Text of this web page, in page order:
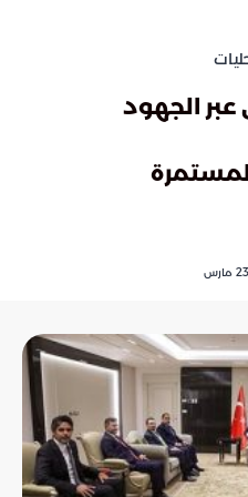
عبر الجهود